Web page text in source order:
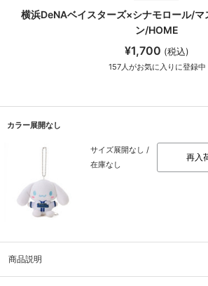
横浜DeNAベイスターズ×シナモロール/マ
ン/HOME
¥1,700 (税込)
157人がお気に入りに登録中
カラー展開なし
サイズ展開なし /
在庫なし
再入
商品説明